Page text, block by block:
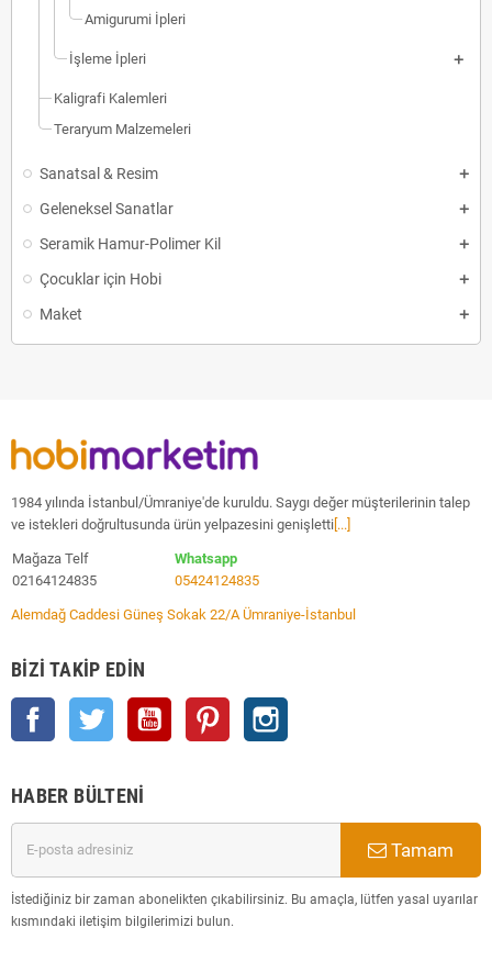
Amigurumi İpleri
İşleme İpleri
Kaligrafi Kalemleri
Teraryum Malzemeleri
Sanatsal & Resim
Geleneksel Sanatlar
Seramik Hamur-Polimer Kil
Çocuklar için Hobi
Maket
1984 yılında İstanbul/Ümraniye'de kuruldu. Saygı değer müşterilerinin talep
ve istekleri doğrultusunda ürün yelpazesini genişletti[...]
Mağaza Telf
02164124835
Whatsapp
05424124835
Alemdağ Caddesi Güneş Sokak 22/A Ümraniye-İstanbul
BIZI TAKIP EDIN
Facebook Twitter YouTube Pinterest
HABER BÜLTENI
Tamam
İstediğiniz bir zaman abonelikten çıkabilirsiniz. Bu amaçla, lütfen yasal uyarılar
kısmındaki iletişim bilgilerimizi bulun.